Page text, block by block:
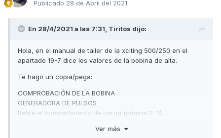
Publicado 28 de Abril del 2021
En 28/4/2021 a las 7:31, Tiritos dijo:
Hola, en el manual de taller de la xciting 500/250 en el
apartado 19-7 dice los valores de la bobina de alta.
Te hago un copia/pega:
COMPROBACIÓN DE LA BOBINA
GENERADORA DE PULSOS
Retire el compartimento de carga (página 2-3).
Ver más